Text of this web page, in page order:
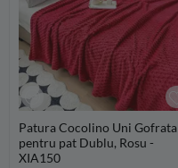
Patura Cocolino Uni Gofrata
pentru pat Dublu, Rosu -
XIA150